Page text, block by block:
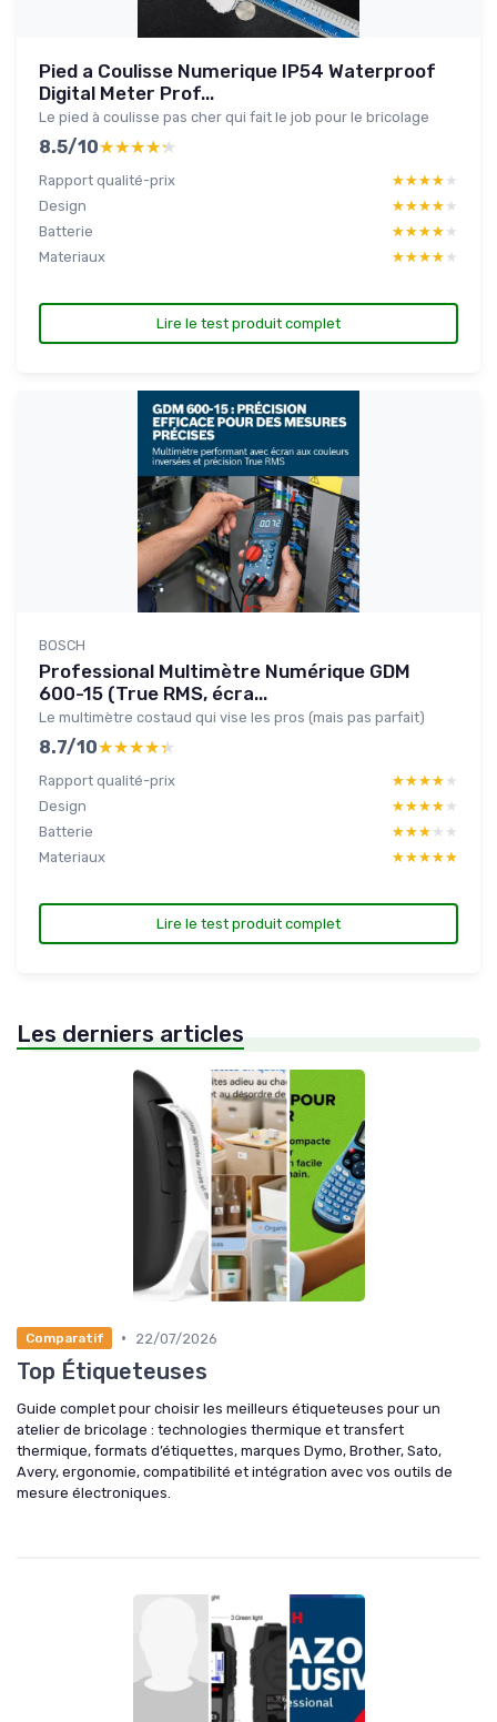
Pied a Coulisse Numerique IP54 Waterproof
Digital Meter Prof...
Le pied à coulisse pas cher qui fait le job pour le bricolage
8.5/10★★★★★
★★★★★
Rapport qualité-prix ★★★★★
★★★★★
Design
★★★★★
★★★★★
Batterie
★★★★★
★★★★★
Materiaux
★★★★★
★★★★★
Lire le test produit complet
BOSCH
Professional Multimètre Numérique GDM
600-15 (True RMS, écra...
Le multimètre costaud qui vise les pros (mais pas parfait)
8.7/10★★★★★
★★★★★
Rapport qualité-prix ★★★★★
★★★★★
Design
★★★★★
★★★★★
Batterie
★★★★★
★★★★★
Materiaux
★★★★★
★★★★★
Lire le test produit complet
Les derniers articles
Comparatif • 22/07/2026
Top Étiqueteuses
Guide complet pour choisir les meilleurs étiqueteuses pour un
atelier de bricolage : technologies thermique et transfert
thermique, formats d’étiquettes, marques Dymo, Brother, Sato,
Avery, ergonomie, compatibilité et intégration avec vos outils de
mesure électroniques.